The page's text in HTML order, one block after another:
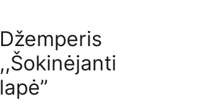
Džemperis
,,Šokinėjanti
lapė”